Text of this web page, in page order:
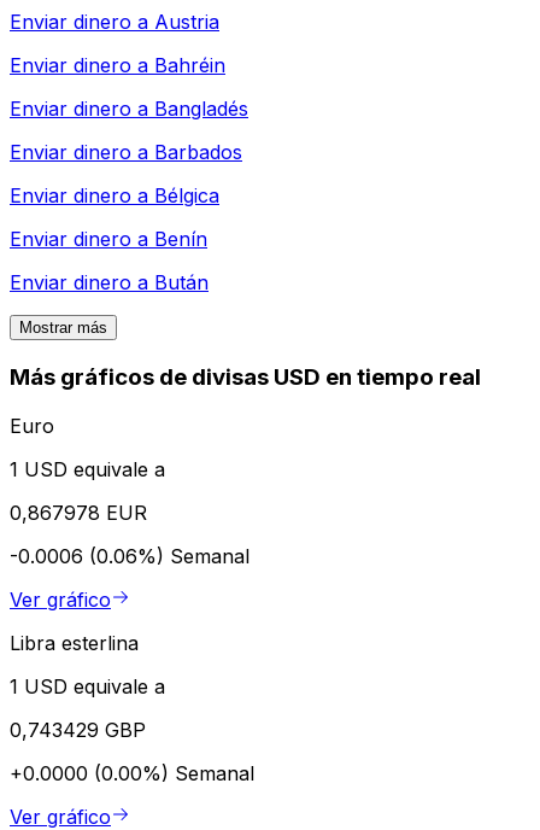
Enviar dinero a Austria
Enviar dinero a Bahréin
Enviar dinero a Bangladés
Enviar dinero a Barbados
Enviar dinero a Bélgica
Enviar dinero a Benín
Enviar dinero a Bután
Mostrar más
Más gráficos de divisas USD en tiempo real
Euro
1 USD equivale a
0,867978 EUR
-0.0006 (0.06%) Semanal
Ver gráfico
Libra esterlina
1 USD equivale a
0,743429 GBP
+0.0000 (0.00%) Semanal
Ver gráfico